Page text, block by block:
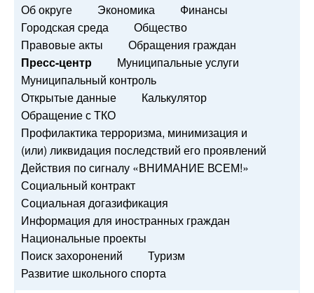
Об округе Экономика
Финансы
Городская среда
Общество
Правовые акты
Обращения граждан
Пресс-центр
Муниципальные услуги
Муниципальный контроль
Открытые данные
Калькулятор
Обращение с ТКО
Профилактика терроризма, минимизация и
(или) ликвидация последствий его проявлений
Действия по сигналу «ВНИМАНИЕ ВСЕМ!»
Социальный контракт
Социальная догазификация
Информация для иностранных граждан
Национальные проекты
Поиск захоронений
Туризм
Развитие школьного спорта